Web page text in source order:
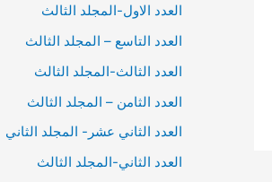
العدد الاول-المجلد الثالث
العدد التاسع – المجلد الثالث
العدد الثالث-المجلد الثالث
العدد الثامن – المجلد الثالث
العدد الثاني عشر- المجلد الثاني
العدد الثاني-المجلد الثالث